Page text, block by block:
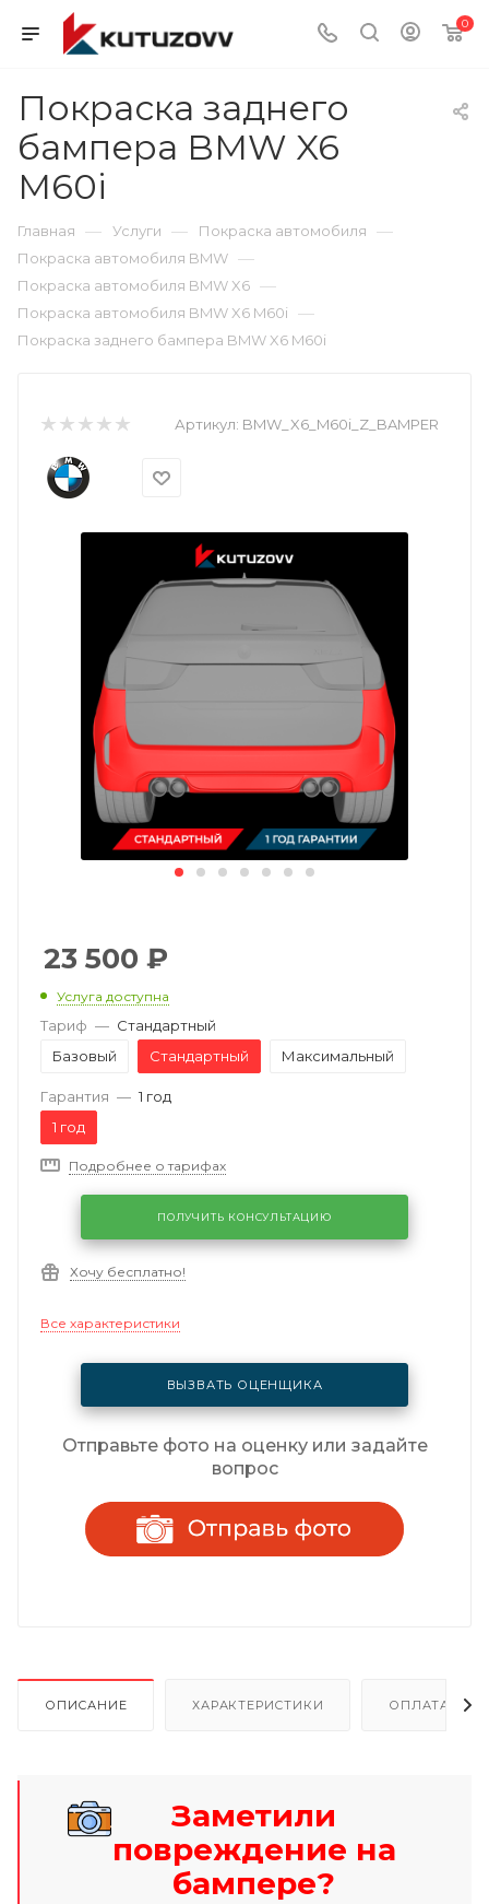
0
Покраска заднего
бампера BMW X6
M60i
Главная — Услуги — Покраска автомобиля —
Покраска автомобиля BMW —
Покраска автомобиля BMW X6 —
Покраска автомобиля BMW X6 M60i —
Покраска заднего бампера BMW X6 M60i
Артикул: BMW_X6_M60i_Z_BAMPER
23 500 ₽
Услуга доступна
Тариф — Стандартный
Базовый
Стандартный Максимальный
Гарантия — 1 год
1 год
Подробнее о тарифах
ПОЛУЧИТЬ КОНСУЛЬТАЦИЮ
Хочу бесплатно!
Все характеристики
ВЫЗВАТЬ ОЦЕНЩИКА
Отправьте фото на оценку или задайте
вопрос
ОПИСАНИЕ ХАРАКТЕРИСТИКИ ОПЛАТА И
Заметили
повреждение на
бампере?